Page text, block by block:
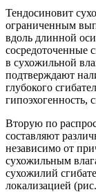
Тендосиновит
ограниченным
вдоль длинной
сосредоточенные
в сухожильной
подтверждают
глубокого
гипоэхогенность,
Вторую по
составляют
независимо от
сухожильным
сухожилий
локализацией